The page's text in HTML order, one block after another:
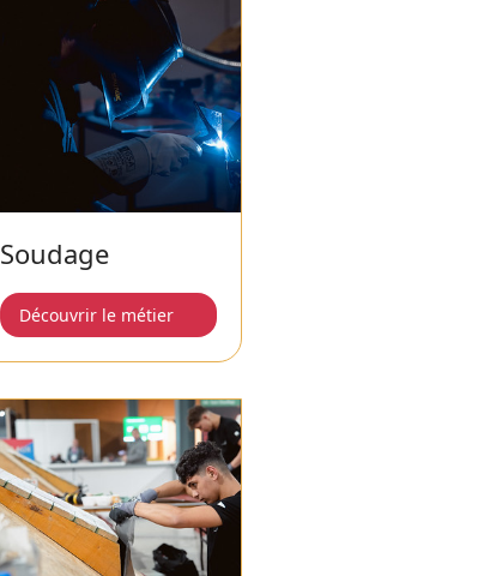
Soudage
Découvrir le métier